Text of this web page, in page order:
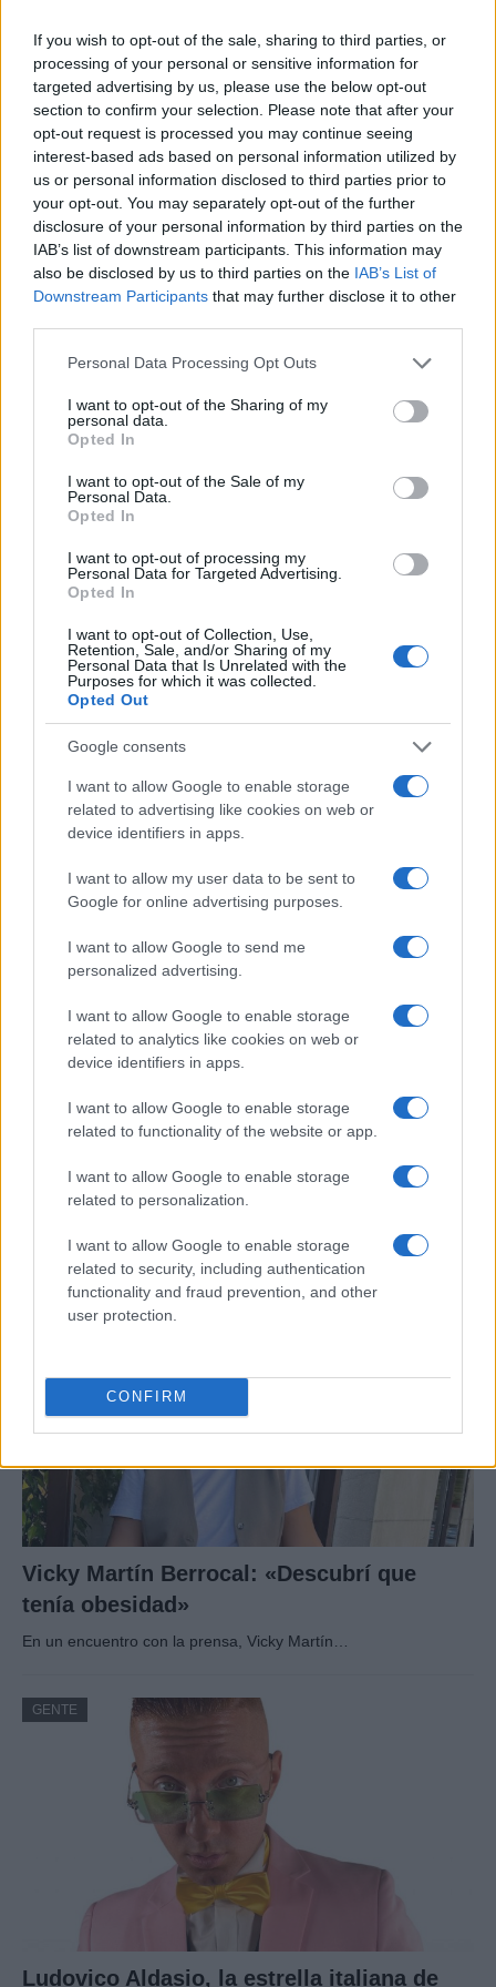
If you wish to opt-out of the sale, sharing to third parties, or
processing of your personal or sensitive information for
targeted advertising by us, please use the below opt-out
section to confirm your selection. Please note that after your
opt-out request is processed you may continue seeing
interest-based ads based on personal information utilized by
us or personal information disclosed to third parties prior to
your opt-out. You may separately opt-out of the further
disclosure of your personal information by third parties on the
IAB’s list of downstream participants. This information may
also be disclosed by us to third parties on the IAB’s List of
Downstream Participants that may further disclose it to other
Please note that this website/app uses one or more Google
not limited to your visit or usage behaviour. You may click to
grant or deny consent to Google and its third-party tags to
use your data for below specified purposes in below Google
consent section.
Personal Data Processing Opt Outs
I want to opt-out of the Sharing of my
personal data.
Opted In
I want to opt-out of the Sale of my
Personal Data.
Opted In
I want to opt-out of processing my
Personal Data for Targeted Advertising.
Opted In
I want to opt-out of Collection, Use,
Retention, Sale, and/or Sharing of my
Personal Data that Is Unrelated with the
Purposes for which it was collected.
Opted Out
Google consents
I want to allow Google to enable storage
related to advertising like cookies on web or
device identifiers in apps.
I want to allow my user data to be sent to
Google for online advertising purposes.
I want to allow Google to send me
personalized advertising.
I want to allow Google to enable storage
related to analytics like cookies on web or
device identifiers in apps.
I want to allow Google to enable storage
related to functionality of the website or app.
I want to allow Google to enable storage
related to personalization.
I want to allow Google to enable storage
related to security, including authentication
functionality and fraud prevention, and other
user protection.
CONFIRM
GENTE
Hijo de Javier Gutiérrez: un campeón con
El hijo del actor Javier Gutiérrez, es Mateo,…
GENTE
Bárbara Rey sobre su asistencia al
Senado: «Voy a ir»
Bárbara Rey ha asegurado a Isabel Rábago, que…
GENTE
Risto Mejide, pillado con su nueva novia:
“Ya no se esconden”
Han pillado al presentador Risto Mejide y a…
Vicky Martín Berrocal: «Descubrí que
tenía obesidad»
En un encuentro con la prensa, Vicky Martín…
GENTE
Ludovico Aldasio, la estrella italiana de